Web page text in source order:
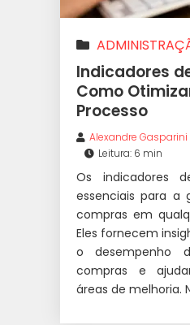
|NEGÓCIOS
Indicadores
Como
Processo
Alexandre Gasparini
Leitura: 6 min
Os indicadores
essenciais para a
compras em
Eles fornecem
o desempenho
compras e
áreas de melhoria.